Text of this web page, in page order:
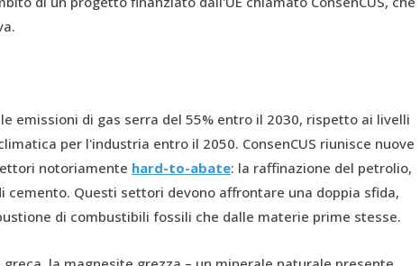
emissioni di gas serra del 55% entro il 2030, rispetto ai livelli
per l'industria entro il 2050. ConsenCUS riunisce nuove
notoriamente hard-to-abate: la raffinazione del petrolio,
cemento. Questi settori devono affrontare una doppia sfida,
di combustibili fossili che dalle materie prime stesse.